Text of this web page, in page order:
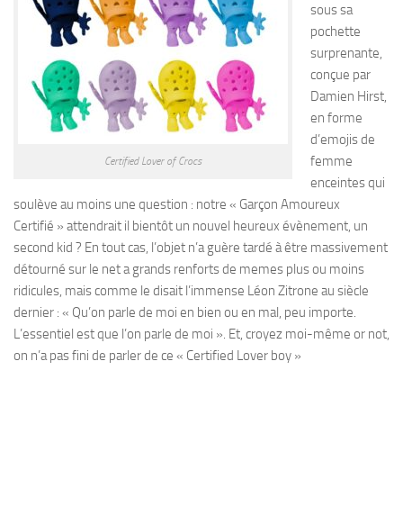
Certified Lover of Crocs
sous sa
pochette
surprenante,
conçue par
Damien Hirst,
en forme
d’emojis de
femme
enceintes qui
soulève au moins une question : notre « Garçon Amoureux
Certifié » attendrait il bientôt un nouvel heureux évènement, un
second kid ? En tout cas, l’objet n’a guère tardé à être massivement
détourné sur le net a grands renforts de memes plus ou moins
ridicules, mais comme le disait l’immense Léon Zitrone au siècle
dernier : « Qu’on parle de moi en bien ou en mal, peu importe.
L’essentiel est que l’on parle de moi ». Et, croyez moi-même or not,
on n’a pas fini de parler de ce « Certified Lover boy »